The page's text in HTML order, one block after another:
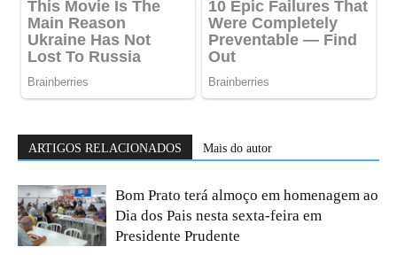
ARTIGOS RELACIONADOS Mais do autor
Bom Prato terá almoço em homenagem ao
Dia dos Pais nesta sexta-feira em
Presidente Prudente